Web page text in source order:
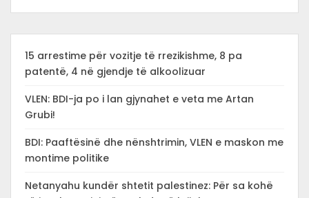
15 arrestime për vozitje të rrezikishme, 8 pa
patentë, 4 në gjendje të alkoolizuar
VLEN: BDI-ja po i lan gjynahet e veta me Artan
Grubi!
BDI: Paaftësinë dhe nënshtrimin, VLEN e maskon me
montime politike
Netanyahu kundër shtetit palestinez: Për sa kohë